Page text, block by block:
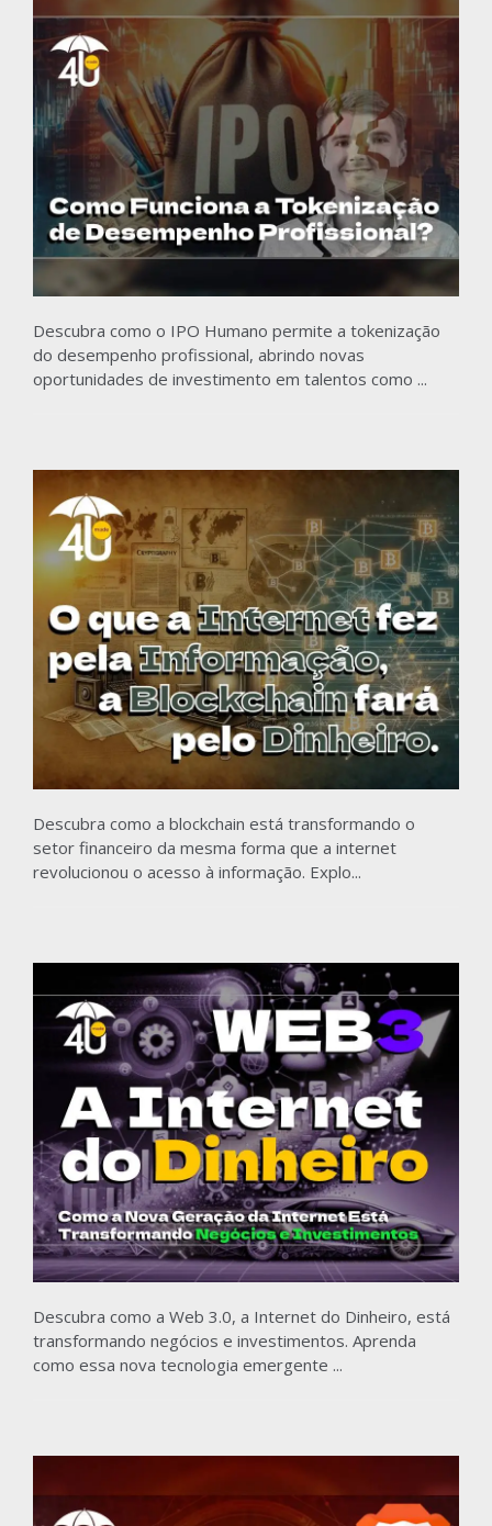
Descubra como o IPO Humano permite a tokenização
do desempenho profissional, abrindo novas
oportunidades de investimento em talentos como ...
Descubra como a blockchain está transformando o
setor financeiro da mesma forma que a internet
revolucionou o acesso à informação. Explo...
Descubra como a Web 3.0, a Internet do Dinheiro, está
transformando negócios e investimentos. Aprenda
como essa nova tecnologia emergente ...